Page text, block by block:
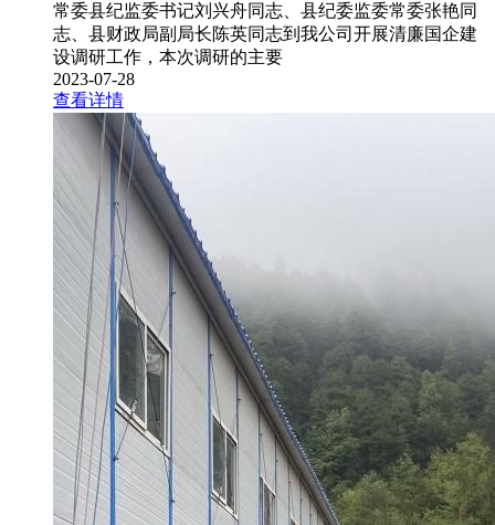
常委县纪监委书记刘兴舟同志、县纪委监委常委张艳同
志、县财政局副局长陈英同志到我公司开展清廉国企建
设调研工作，本次调研的主要
2023-07-28
查看详情